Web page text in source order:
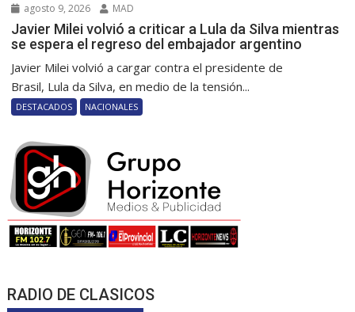
agosto 9, 2026 MAD
Javier Milei volvió a criticar a Lula da Silva mientras
se espera el regreso del embajador argentino
Javier Milei volvió a cargar contra el presidente de
Brasil, Lula da Silva, en medio de la tensión...
DESTACADOS NACIONALES
RADIO DE CLASICOS